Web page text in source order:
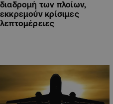
διαδρομή των πλοίων,
εκκρεμούν κρίσιμες
λεπτομέρειες